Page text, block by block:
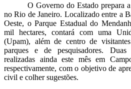
O Governo do Estado prepara
no Rio de Janeiro. Localizado entre a
Oeste, o Parque Estadual do
mil hectares, contará com uma
(Upam), além de centro de
parques e de pesquisadores. Duas
realizadas ainda este mês em
respectivamente, com o objetivo de
civil e colher sugestões.